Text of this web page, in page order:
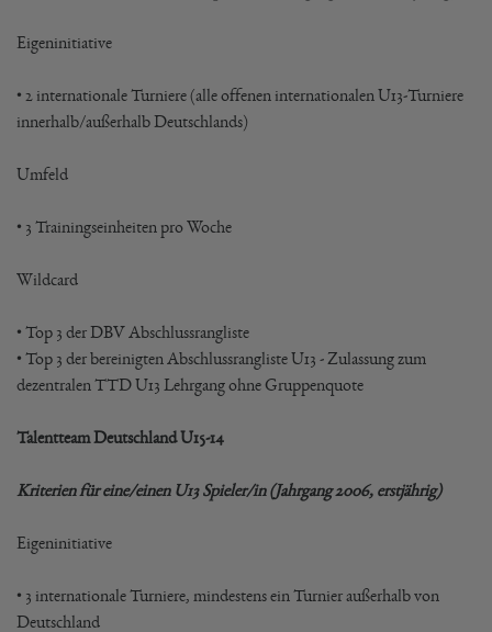
Eigeninitiative
• 2 internationale Turniere (alle offenen internationalen U13-Turniere
innerhalb/außerhalb Deutschlands)
Umfeld
• 3 Trainingseinheiten pro Woche
Wildcard
• Top 3 der DBV Abschlussrangliste
• Top 3 der bereinigten Abschlussrangliste U13 - Zulassung zum
dezentralen TTD U13 Lehrgang ohne Gruppenquote
Talentteam Deutschland U15-14
Kriterien für eine/einen U13 Spieler/in (Jahrgang 2006, erstjährig)
Eigeninitiative
• 3 internationale Turniere, mindestens ein Turnier außerhalb von
Deutschland